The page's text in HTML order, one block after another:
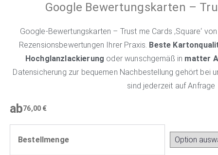
Google Bewertungskarten –
Google-Bewertungskarten – Trust me Cards ‚Square‘
Rezensionsbewertungen Ihrer Praxis. Beste
Hochglanzlackierung oder wunschgemäß in matter
Datensicherung zur bequemen Nachbestellung gehört bei
sind jederzeit auf Anfrage
ab76,00 €
Bestellmenge